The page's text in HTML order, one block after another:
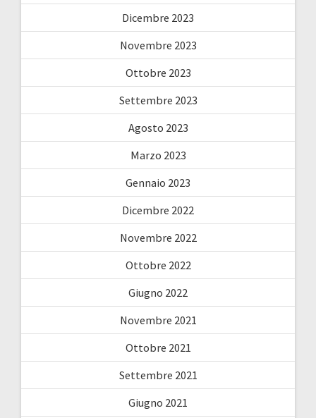
Dicembre 2023
Novembre 2023
Ottobre 2023
Settembre 2023
Agosto 2023
Marzo 2023
Gennaio 2023
Dicembre 2022
Novembre 2022
Ottobre 2022
Giugno 2022
Novembre 2021
Ottobre 2021
Settembre 2021
Giugno 2021